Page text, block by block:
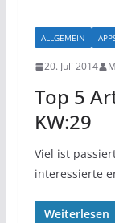
ALLGEMEIN
20. Juli 2014
Top 5
KW:29
Viel ist
interessierte
Weiterlesen